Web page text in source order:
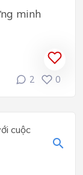
minh
2 0
cuộc